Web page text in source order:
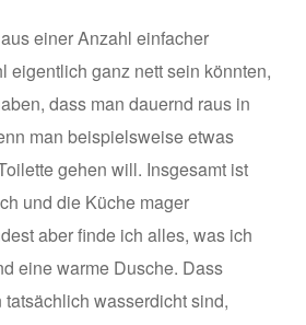
einer Anzahl einfacher
eigentlich ganz nett sein könnten,
dass man dauernd raus in
man beispielsweise etwas
gehen will. Insgesamt ist
und die Küche mager
aber finde ich alles, was ich
eine warme Dusche. Dass
wasserdicht sind,